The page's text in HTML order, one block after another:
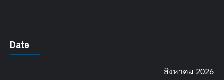
Date
สิงหาคม 2026